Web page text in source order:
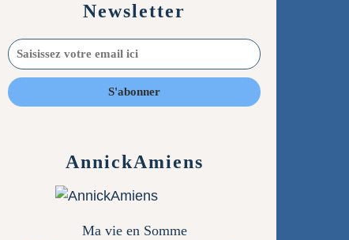
Newsletter
AnnickAmiens
Ma vie en Somme